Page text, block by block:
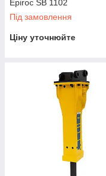
Epiroc SB 1102
Під замовлення
Ціну уточнюйте